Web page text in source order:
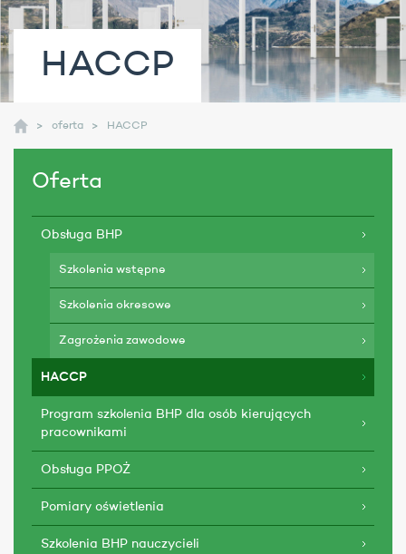
HACCP
oferta HACCP
Oferta
Obsługa BHP
Szkolenia wstępne
Szkolenia okresowe
Zagrożenia zawodowe
HACCP
Program szkolenia BHP dla osób kierujących
pracownikami
Obsługa PPOŻ
Pomiary oświetlenia
Szkolenia BHP nauczycieli